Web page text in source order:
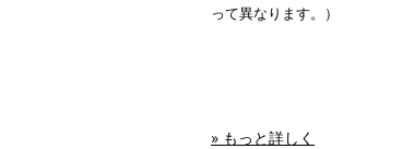
って異なります。）
» もっと詳しく